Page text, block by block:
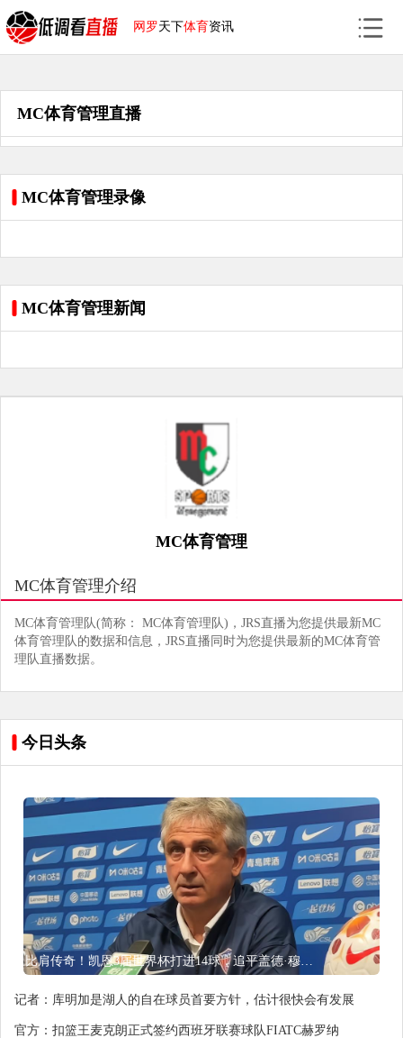
网罗天下体育资讯
MC体育管理直播
MC体育管理录像
MC体育管理新闻
MC体育管理
MC体育管理介绍
MC体育管理队(简称： MC体育管理队)，JRS直播为您提供最新MC
体育管理队的数据和信息，JRS直播同时为您提供最新的MC体育管
理队直播数据。
今日头条
比肩传奇！凯恩3届世界杯打进14球，追平盖德·穆勒并排前史第5
记者：库明加是湖人的自在球员首要方针，估计很快会有发展
官方：扣篮王麦克朗正式签约西班牙联赛球队FIATC赫罗纳